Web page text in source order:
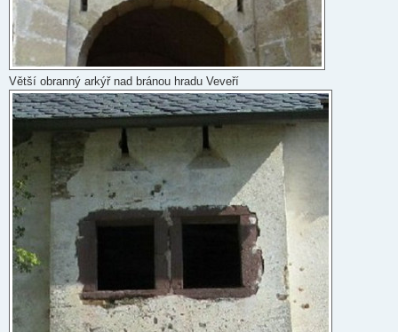
Větší obranný arkýř nad bránou hradu Veveří